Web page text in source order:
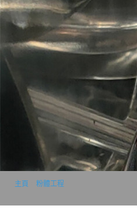
主頁 粉體工程